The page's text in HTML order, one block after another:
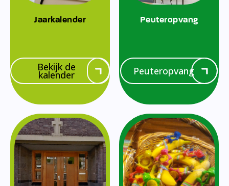
Jaarkalender
Bekijk de
kalender
Peuteropvang
Peuteropvang